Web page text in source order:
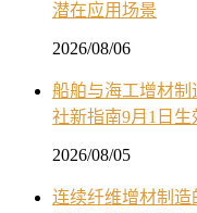
潜在应用场景
2026/08/06
船舶与海工增材
社新指南9月1日生
2026/08/05
连续纤维增材制